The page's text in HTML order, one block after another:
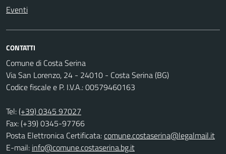
Eventi
CONTATTI
Comune di Costa Serina
Via San Lorenzo, 24 - 24010 - Costa Serina (BG)
Codice fiscale e P. I.V.A.: 00579460163
Tel:(+39) 0345 97027
Fax: (+39) 0345-97766
Posta Elettronica Certificata:comune.costaserina@legalmail.it
E-mail: info@comune.costaserina.bg.it